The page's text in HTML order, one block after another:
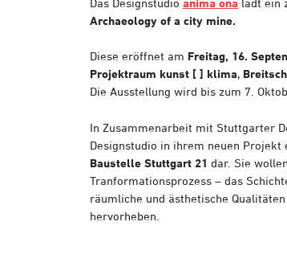
anima ona
Archaeology of a city mine.
Diese eröffnet am Freitag, 16.
Projektraum kunst [ ] klima,
Die Ausstellung wird bis zum 7.
In Zusammenarbeit mit Stuttgarter
Designstudio in ihrem neuen Projekt
Baustelle Stuttgart 21 dar. Sie
Tranformationsprozess – das
räumliche und ästhetische
hervorheben.